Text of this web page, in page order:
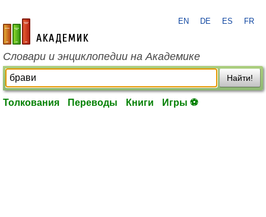
academic.ru
EN DE ES FR
Словари и энциклопедии на Академике
Найти!
Толкования Переводы Книги Игры ⚽